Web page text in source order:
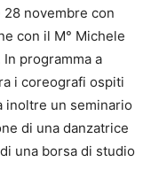
novembre con
con il M° Michele
programma a
i coreografi ospiti
inoltre un seminario
di una danzatrice
una borsa di studio